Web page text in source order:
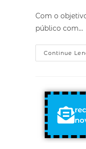
Com o
público com…
Continue